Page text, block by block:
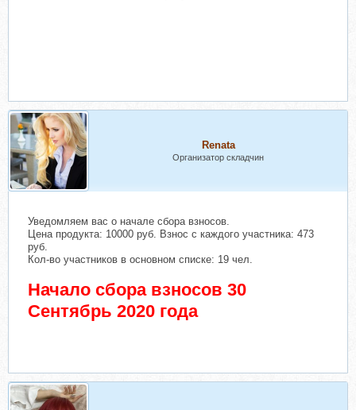
Renata
Организатор складчин
Уведомляем вас о начале сбора взносов.
Цена продукта: 10000 руб. Взнос с каждого участника: 473
руб.
Кол-во участников в основном списке: 19 чел.
Начало сбора взносов 30
Сентябрь 2020 года